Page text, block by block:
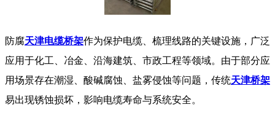
防腐天津电缆桥架作为保护电缆、梳理线路的关键设施，广泛
应用于化工、冶金、沿海建筑、市政工程等领域。由于部分应
用场景存在潮湿、酸碱腐蚀、盐雾侵蚀等问题，传统天津桥架
易出现锈蚀损坏，影响电缆寿命与系统安全。